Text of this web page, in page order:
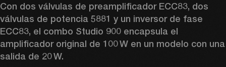
Con dos válvulas de preamplificador ECC83, dos
válvulas de potencia 5881 y un inversor de fase
ECC83, el combo Studio 900 encapsula el
amplificador original de 100 W en un modelo con una
salida de 20 W.